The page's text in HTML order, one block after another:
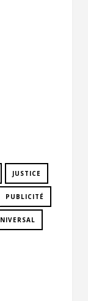
JUSTICE
PUBLICITÉ